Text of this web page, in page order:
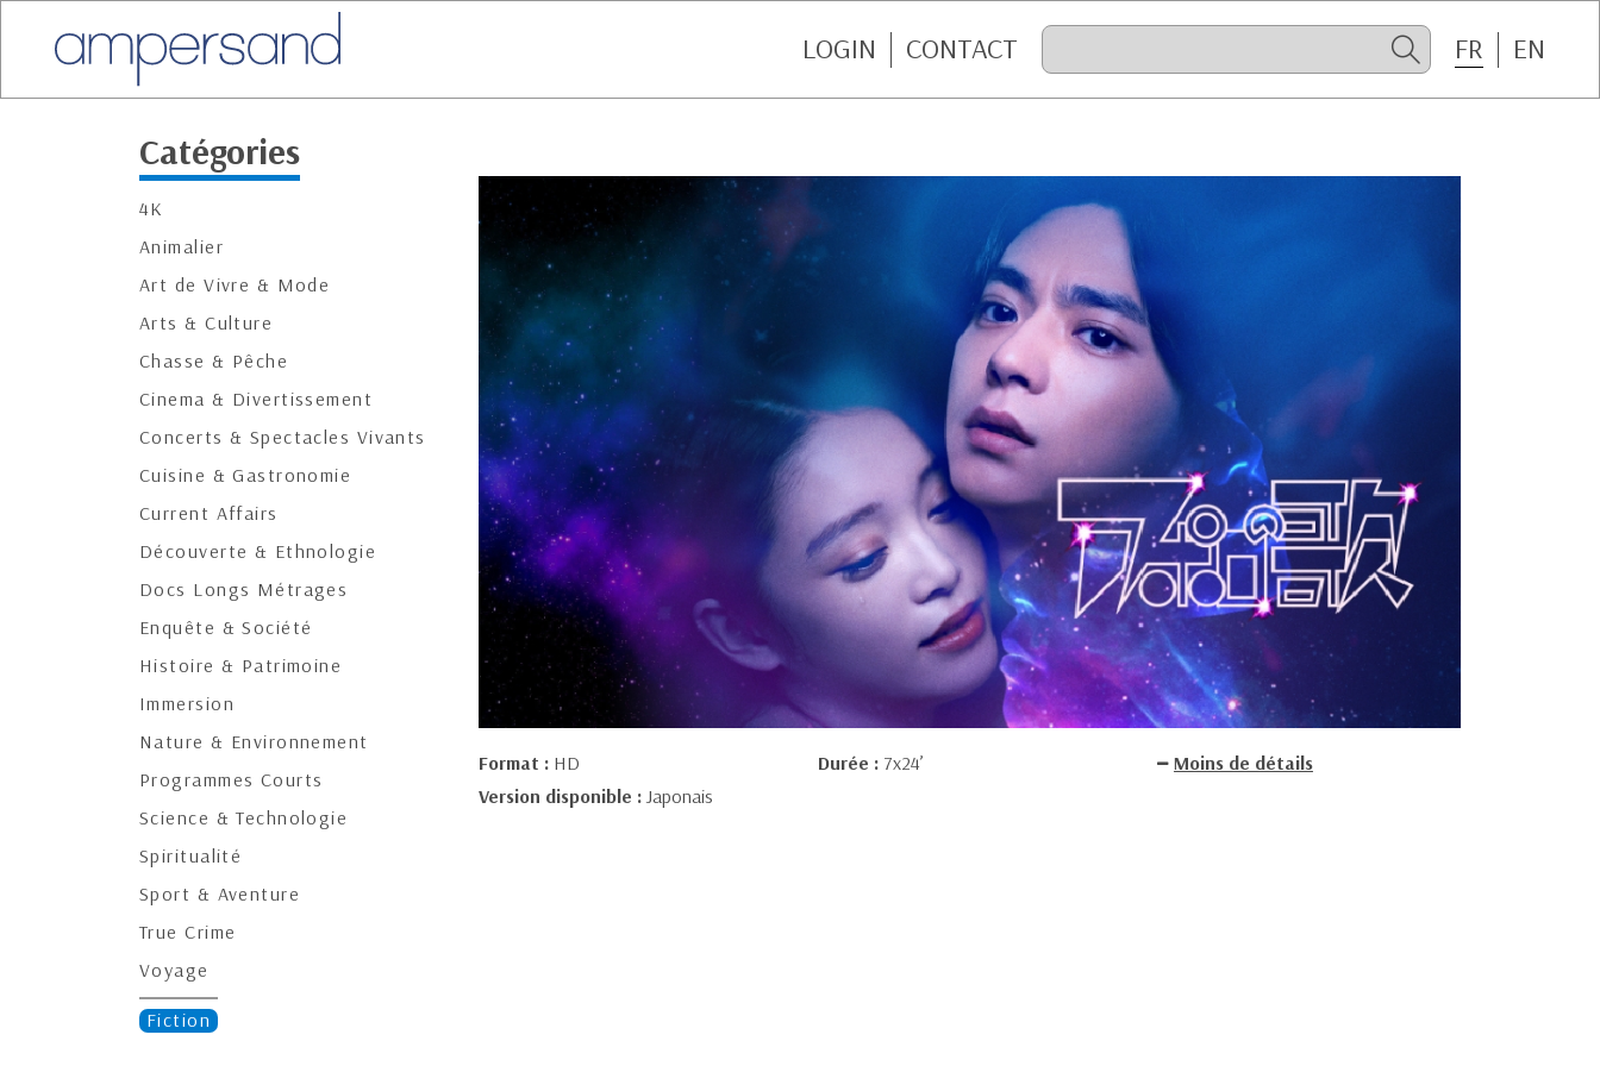
LOGIN CONTACT FR EN
Catégories
4K
Animalier
Art de Vivre & Mode
Arts & Culture
Chasse & Pêche
Cinema & Divertissement
Concerts & Spectacles Vivants
Cuisine & Gastronomie
Current Affairs
Découverte & Ethnologie
Docs Longs Métrages
Enquête & Société
Histoire & Patrimoine
Immersion
Nature & Environnement
Programmes Courts
Science & Technologie
Spiritualité
Sport & Aventure
True Crime
Voyage
Fiction
Format : HD Durée : 7x24’
Moins de détails
Version disponible : Japonais